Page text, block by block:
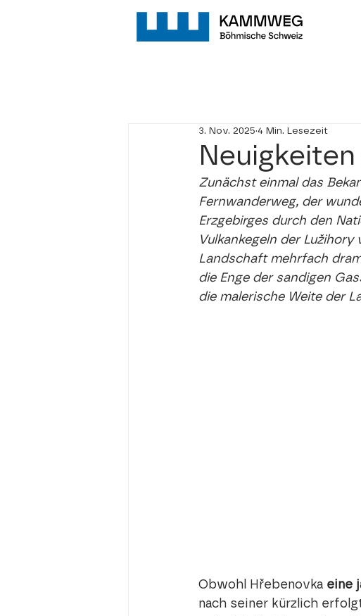
3. Nov. 2025 4 Min. Lesezeit
Zunächst einmal das
Fernwanderweg, der
Erzgebirges durch den
Vulkankegeln der
Landschaft mehrfach
die Enge der sandigen
die malerische Weite der
Obwohl Hřebenovka eine
nach seiner kürzlich